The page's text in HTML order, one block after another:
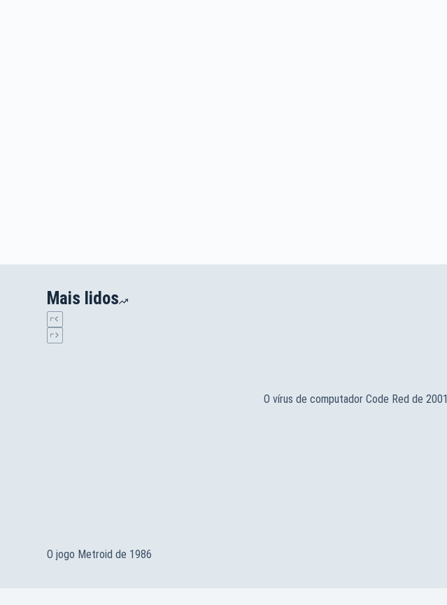
Mais lidos
O vírus de computador Code Red de 2001
O jogo Metroid de 1986